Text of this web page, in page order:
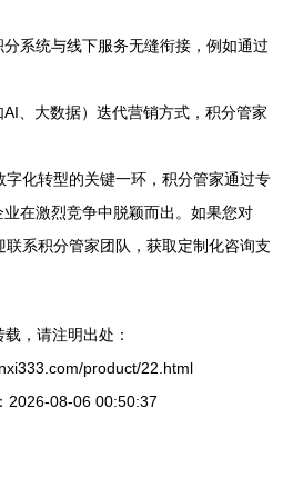
分系统与线下服务无缝衔接，例如通过
AI、大数据）迭代营销方式，积分管家
化转型的关键一环，积分管家通过专
在激烈竞争中脱颖而出。如果您对
系积分管家团队，获取定制化咨询支
载，请注明出处：
product/22.html
2026-08-06 00:50:37